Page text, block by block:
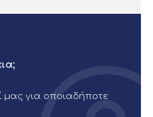
μας για οποιαδήποτε